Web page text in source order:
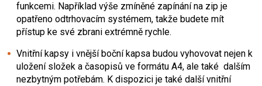
funkcemi. Například výše zmíněné zapínání na zip je
opatřeno odtrhovacím systémem, takže budete mít
přístup ke své zbrani extrémně rychle.
Vnitřní kapsy i vnější boční kapsa budou vyhovovat nejen k
uložení složek a časopisů ve formátu A4, ale také dalším
nezbytným potřebám. K dispozici je také další vnitřní